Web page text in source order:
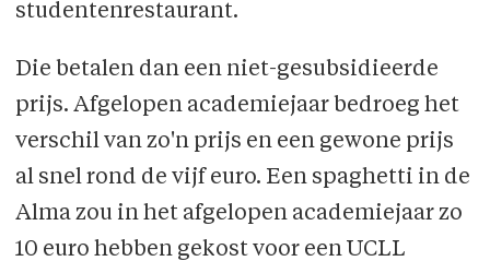
studentenrestaurant.
Die betalen dan een niet-gesubsidieerde
prijs. Afgelopen academiejaar bedroeg het
verschil van zo'n prijs en een gewone prijs
al snel rond de vijf euro. Een spaghetti in de
Alma zou in het afgelopen academiejaar zo
10 euro hebben gekost voor een UCLL